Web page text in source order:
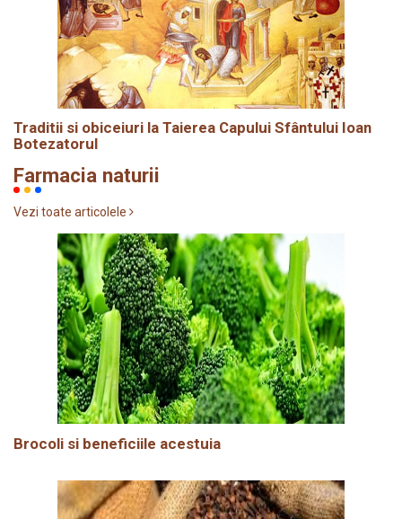
Traditii si obiceiuri la Taierea Capului Sfântului Ioan
Botezatorul
Farmacia naturii
Vezi toate articolele
Brocoli si beneficiile acestuia